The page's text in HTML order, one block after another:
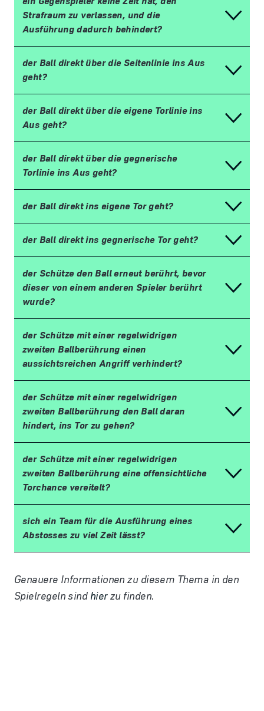
Strafraum zu verlassen, und die
Ausführung dadurch behindert?
der Ball direkt über die Seitenlinie ins Aus
geht?
der Ball direkt über die eigene Torlinie ins
Aus geht?
der Ball direkt über die gegnerische
Torlinie ins Aus geht?
der Ball direkt ins eigene Tor geht?
der Ball direkt ins gegnerische Tor geht?
der Schütze den Ball erneut berührt, bevor
dieser von einem anderen Spieler berührt
wurde?
der Schütze mit einer regelwidrigen
zweiten Ballberührung einen
aussichtsreichen Angriff verhindert?
der Schütze mit einer regelwidrigen
zweiten Ballberührung den Ball daran
hindert, ins Tor zu gehen?
der Schütze mit einer regelwidrigen
zweiten Ballberührung eine offensichtliche
Torchance vereitelt?
sich ein Team für die Ausführung eines
Abstosses zu viel Zeit lässt?
Genauere Informationen zu diesem Thema in den
Spielregeln sind hierzu finden.